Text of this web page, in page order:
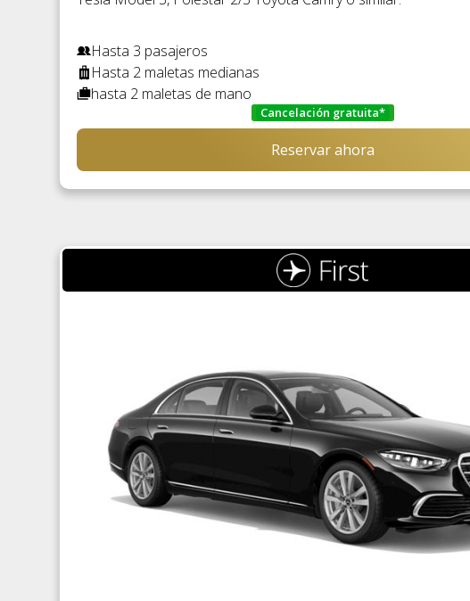
Hasta 3 pasajeros
Hasta 2 maletas medianas
hasta 2 maletas de mano
Cancelación gratuita*
Reservar ahora